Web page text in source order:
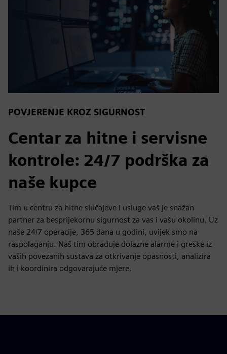
POVJERENJE KROZ SIGURNOST
Centar za hitne i servisne
kontrole: 24/7 podrška za
naše kupce
Tim u centru za hitne slučajeve i usluge vaš je snažan
partner za besprijekornu sigurnost za vas i vašu okolinu. Uz
naše 24/7 operacije, 365 dana u godini, uvijek smo na
raspolaganju. Naš tim obrađuje dolazne alarme i greške iz
vaših povezanih sustava za otkrivanje opasnosti, analizira
ih i koordinira odgovarajuće mjere.